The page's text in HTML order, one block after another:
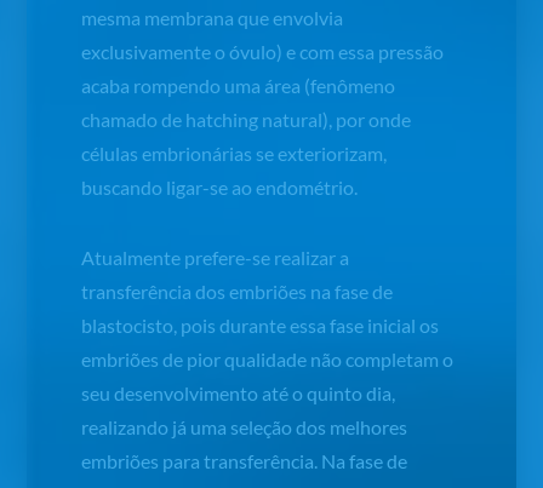
mesma membrana que envolvia
exclusivamente o óvulo) e com essa pressão
acaba rompendo uma área (fenômeno
chamado de hatching natural), por onde
células embrionárias se exteriorizam,
buscando ligar-se ao endométrio.
Atualmente prefere-se realizar a
transferência dos embriões na fase de
blastocisto, pois durante essa fase inicial os
embriões de pior qualidade não completam o
seu desenvolvimento até o quinto dia,
realizando já uma seleção dos melhores
embriões para transferência. Na fase de